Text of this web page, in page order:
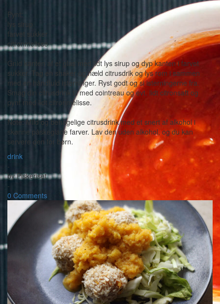
Pynt:
lys sirup
farvet sukker
citronmelisse
Gnid kanten af et glas med lidt lys sirup og dyp kanten i farvet
sukker. Tag en shaker og hæld citrusdrik og lys rom i sammen
med en håndfuld isterninger. Ryst godt og si isterningerne fra.
Smag din citrusdrink til med cointreau og evt. lidt citronsaft og
pynt med lidt citronmelisse.
Note: Mild og behagelige citrusdrink med et snert af alkohol i
skønne påskeglade farver. Lav den uden alkohol, og du kan
servere den for børn.
drink
-
byPiskeriset
-
0 Comments